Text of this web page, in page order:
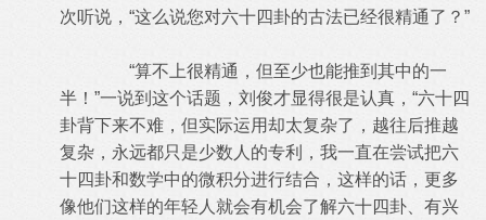
次听说，“这么说您对六十四卦的古法已经很精通了？”
“算不上很精通，但至少也能推到其中的一
半！”一说到这个话题，刘俊才显得很是认真，“六十四
卦背下来不难，但实际运用却太复杂了，越往后推越
复杂，永远都只是少数人的专利，我一直在尝试把六
十四卦和数学中的微积分进行结合，这样的话，更多
像他们这样的年轻人就会有机会了解六十四卦、有兴